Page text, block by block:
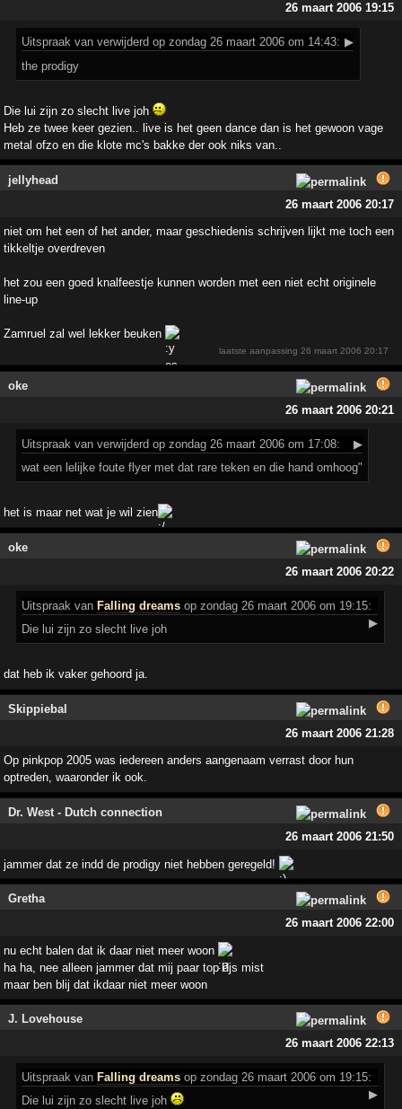
26 maart 2006 19:15
Uitspraak van verwijderd op zondag 26 maart 2006 om 14:43: ▶
the prodigy
Die lui zijn zo slecht live joh
Heb ze twee keer gezien.. live is het geen dance dan is het gewoon vage
metal ofzo en die klote mc's bakke der ook niks van..
jellyhead
26 maart 2006 20:17
niet om het een of het ander, maar geschiedenis schrijven lijkt me toch een
tikkeltje overdreven
het zou een goed knalfeestje kunnen worden met een niet echt originele
line-up
Zamruel zal wel lekker beuken
laatste aanpassing26 maart 2006 20:17
oke
26 maart 2006 20:21
Uitspraak van verwijderd op zondag 26 maart 2006 om 17:08:
▶
wat een lelijke foute flyer met dat rare teken en die hand omhoog"
het is maar net wat je wil zien
oke
26 maart 2006 20:22
Uitspraak vanFalling dreams op zondag 26 maart 2006 om 19:15:
▶
Die lui zijn zo slecht live joh
dat heb ik vaker gehoord ja.
Skippiebal
26 maart 2006 21:28
Op pinkpop 2005 was iedereen anders aangenaam verrast door hun
optreden, waaronder ik ook.
Dr. West - Dutch connection
26 maart 2006 21:50
jammer dat ze indd de prodigy niet hebben geregeld!
Gretha
26 maart 2006 22:00
nu echt balen dat ik daar niet meer woon
ha ha, nee alleen jammer dat mij paar top djs mist
maar ben blij dat ikdaar niet meer woon
J. Lovehouse
26 maart 2006 22:13
Uitspraak van Falling dreams op zondag 26 maart 2006 om 19:15:
▶
Die lui zijn zo slecht live joh